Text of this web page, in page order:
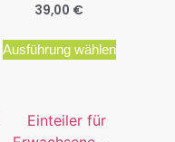
39,00 €
Ausführung wählen